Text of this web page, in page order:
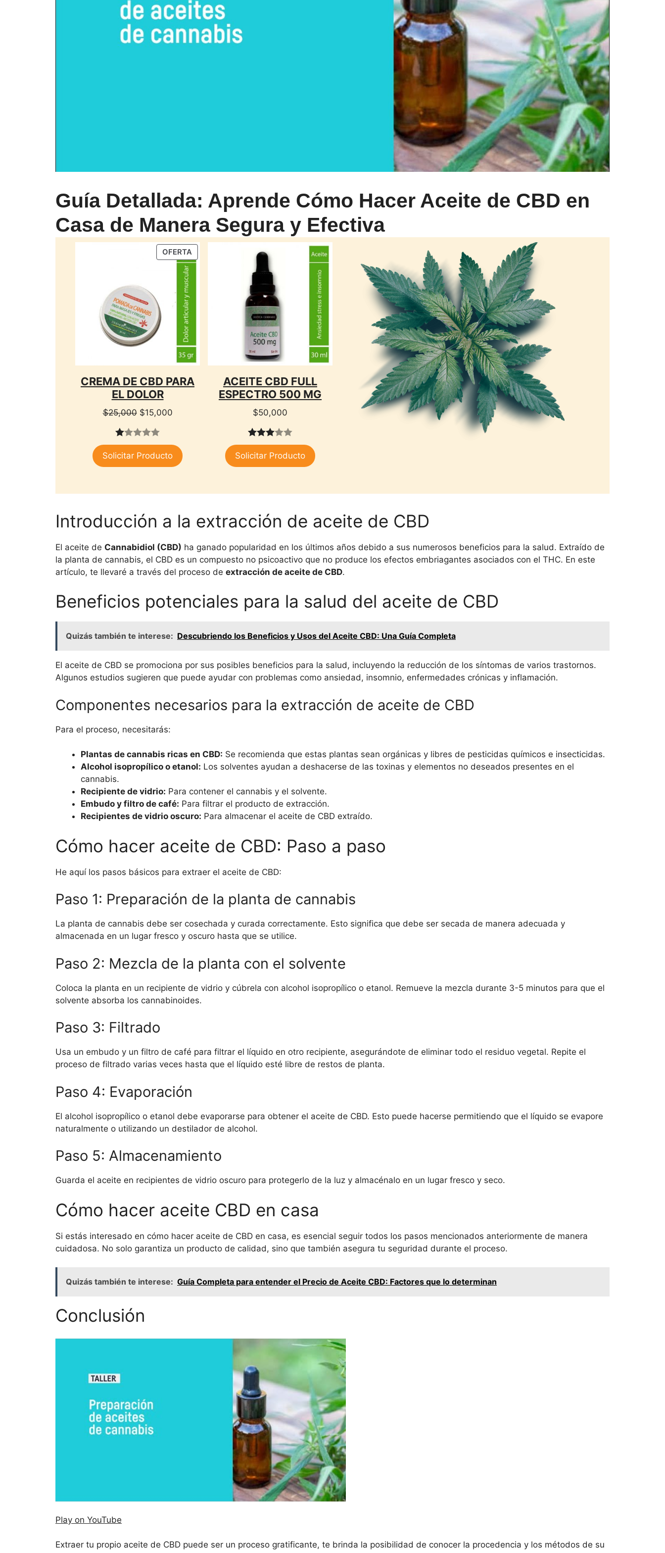
Guía Detallada: Aprende Cómo Hacer Aceite de CBD en
Casa de Manera Segura y Efectiva
OFERTAPRODUCTO
EN
CREMA DE CBD PARA
EL DOLOR
$25,000 El
original
$25,000.
$15,000El
es:
$15,000.
1.
00
Solicitar Producto
ACEITE CBD FULL
ESPECTRO 500 MG
$50,000
3.00
de 5
Solicitar Producto
Introducción a la extracción de aceite de CBD
El aceite de Cannabidiol (CBD) ha ganado popularidad en los últimos años debido a sus numerosos beneficios para la salud. Extraído de
la planta de cannabis, el CBD es un compuesto no psicoactivo que no produce los efectos embriagantes asociados con el THC. En este
artículo, te llevaré a través del proceso de extracción de aceite de CBD.
Beneficios potenciales para la salud del aceite de CBD
Quizás también te interese: Descubriendo los Beneficios y Usos del Aceite CBD: Una Guía Completa
El aceite de CBD se promociona por sus posibles beneficios para la salud, incluyendo la reducción de los síntomas de varios trastornos.
Algunos estudios sugieren que puede ayudar con problemas como ansiedad, insomnio, enfermedades crónicas y inflamación.
Componentes necesarios para la extracción de aceite de CBD
Para el proceso, necesitarás:
Plantas de cannabis ricas en CBD: Se recomienda que estas plantas sean orgánicas y libres de pesticidas químicos e insecticidas.
Alcohol isopropílico o etanol: Los solventes ayudan a deshacerse de las toxinas y elementos no deseados presentes en el
cannabis.
Recipiente de vidrio: Para contener el cannabis y el solvente.
Embudo y filtro de café: Para filtrar el producto de extracción.
Recipientes de vidrio oscuro: Para almacenar el aceite de CBD extraído.
Cómo hacer aceite de CBD: Paso a paso
He aquí los pasos básicos para extraer el aceite de CBD:
Paso 1: Preparación de la planta de cannabis
La planta de cannabis debe ser cosechada y curada correctamente. Esto significa que debe ser secada de manera adecuada y
almacenada en un lugar fresco y oscuro hasta que se utilice.
Paso 2: Mezcla de la planta con el solvente
Coloca la planta en un recipiente de vidrio y cúbrela con alcohol isopropílico o etanol. Remueve la mezcla durante 3-5 minutos para que el
solvente absorba los cannabinoides.
Paso 3: Filtrado
Usa un embudo y un filtro de café para filtrar el líquido en otro recipiente, asegurándote de eliminar todo el residuo vegetal. Repite el
proceso de filtrado varias veces hasta que el líquido esté libre de restos de planta.
Paso 4: Evaporación
El alcohol isopropílico o etanol debe evaporarse para obtener el aceite de CBD. Esto puede hacerse permitiendo que el líquido se evapore
naturalmente o utilizando un destilador de alcohol.
Paso 5: Almacenamiento
Guarda el aceite en recipientes de vidrio oscuro para protegerlo de la luz y almacénalo en un lugar fresco y seco.
Cómo hacer aceite CBD en casa
Si estás interesado en cómo hacer aceite de CBD en casa, es esencial seguir todos los pasos mencionados anteriormente de manera
cuidadosa. No solo garantiza un producto de calidad, sino que también asegura tu seguridad durante el proceso.
Quizás también te interese: Guía Completa para entender el Precio de Aceite CBD: Factores que lo determinan
Conclusión
Play on YouTube
Extraer tu propio aceite de CBD puede ser un proceso gratificante, te brinda la posibilidad de conocer la procedencia y los métodos de su